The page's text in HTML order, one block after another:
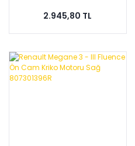
2.945,80 TL